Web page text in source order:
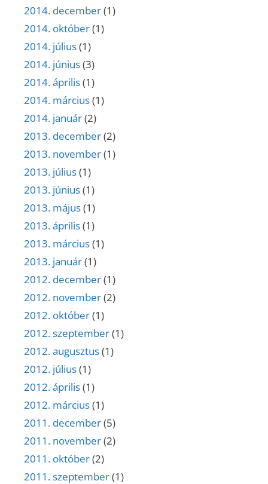
2014. december(1)
2014. október(1)
2014. július(1)
2014. június(3)
2014. április(1)
2014. március(1)
2014. január(2)
2013. december(2)
2013. november(1)
2013. július(1)
2013. június(1)
2013. május(1)
2013. április(1)
2013. március(1)
2013. január(1)
2012. december(1)
2012. november(2)
2012. október(1)
2012. szeptember(1)
2012. augusztus(1)
2012. július(1)
2012. április(1)
2012. március(1)
2011. december(5)
2011. november(2)
2011. október(2)
2011. szeptember(1)